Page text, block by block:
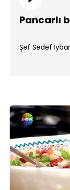
Pancarlı
Şef Sedef